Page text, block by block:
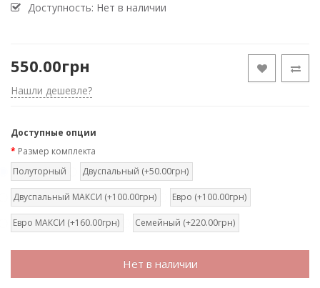
Доступность: Нет в наличии
550.00грн
Нашли дешевле?
Доступные опции
Размер комплекта
Полуторный
Двуспальный (+50.00грн)
Двуспальный МАКСИ (+100.00грн) Евро (+100.00грн)
Евро МАКСИ (+160.00грн) Семейный (+220.00грн)
Нет в наличии